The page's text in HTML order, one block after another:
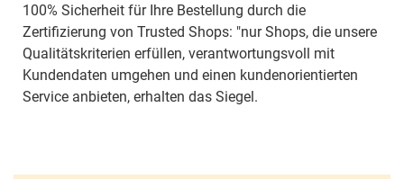
100% Sicherheit für Ihre Bestellung durch die
Zertifizierung von Trusted Shops: "nur Shops, die unsere
Qualitätskriterien erfüllen, verantwortungsvoll mit
Kundendaten umgehen und einen kundenorientierten
Service anbieten, erhalten das Siegel.